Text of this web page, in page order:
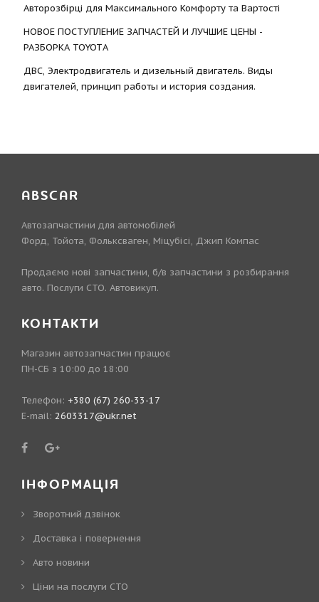
Авторозбірці для Максимального Комфорту та Вартості
НОВОЕ ПОСТУПЛЕНИЕ ЗАПЧАСТЕЙ И ЛУЧШИЕ ЦЕНЫ -
РАЗБОРКА TOYOTА
ДВС, Электродвигатель и дизельный двигатель. Виды
двигателей, принцип работы и история создания.
ABSCAR
Автозапчастини для автомобілей
Форд, Тойота, Фольксваген, Міцубісі, Джип Компас
Продаємо нові запчастини, б/в запчастини з розбирання
авто. Послуги СТО. Автовикуп.
КОНТАКТИ
Магазин автозапчастин працює
ПН-СБ з 10:00 до 18:00
Телефон: +380 (67) 260-33-17
E-mail: 2603317@ukr.net
ІНФОРМАЦІЯ
Зворотний дзвінок
Доставка і повернення
Авто новини
Ціни на послуги СТО